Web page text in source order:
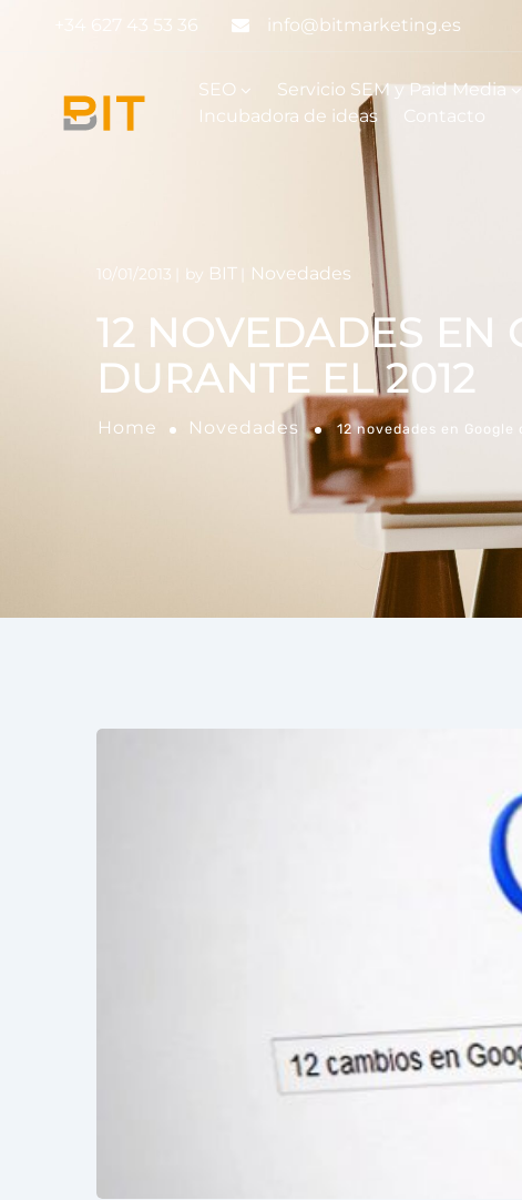
+34 627 43 53 36 info@bitmarketing.es
SEO Servicio SEM y Paid Media
Incubadora de ideas
Contacto
12 NOVEDADES EN
DURANTE EL 2012
Home Novedades 12 novedades en Google
10/01/2013 by BIT Novedades